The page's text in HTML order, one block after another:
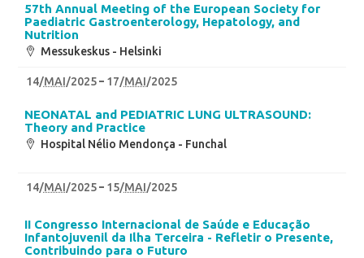
57th Annual Meeting of the European Society for
Paediatric Gastroenterology, Hepatology, and
Nutrition
Messukeskus - Helsinki
14/MAI/2025 17/MAI/2025
NEONATAL and PEDIATRIC LUNG ULTRASOUND:
Theory and Practice
Hospital Nélio Mendonça - Funchal
14/MAI/2025 15/MAI/2025
II Congresso Internacional de Saúde e Educação
Infantojuvenil da Ilha Terceira - Refletir o Presente,
Contribuindo para o Futuro